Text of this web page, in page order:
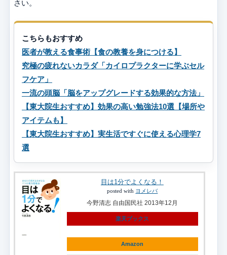
さい。
こちらもおすすめ
医者が教える食事術【食の教養を身につける】
究極の疲れないカラダ「カイロプラクターに学ぶセル
フケア」
一流の頭脳「脳をアップグレードする効果的な方法」
【東大院生おすすめ】効果の高い勉強法10選【場所や
アイテムも】
【東大院生おすすめ】実生活ですぐに使える心理学7
選
目は1分でよくなる！
posted with ヨメレバ
今野清志 自由国民社 2013年12月
楽天ブックス
Amazon